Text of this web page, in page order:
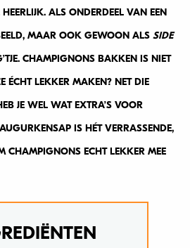
ALS ONDERDEEL VAN EEN
MAAR OOK GEWOON ALS SIDE
CHAMPIGNONS BAKKEN IS NIET
ÉCHT LEKKER MAKEN? NET DIE
JE WEL WAT EXTRA’S VOOR
IS HÉT VERRASSENDE,
CHAMPIGNONS ECHT LEKKER MEE